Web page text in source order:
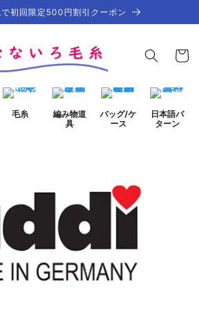
で初回限定500円割引クーポン
ー
毛糸
編み物道
具
バッグ/ケ
ース
日本語パ
ターン